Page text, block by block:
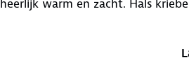
heerlijk warm en zacht. Hals